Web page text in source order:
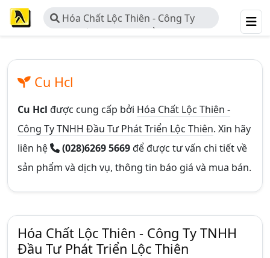
Hóa Chất Lộc Thiên - Công Ty
TNHH Đầu Tư Phát Triển Lộc Thiên
Cu Hcl
Cu Hcl được cung cấp bởi Hóa Chất Lộc Thiên -
Công Ty TNHH Đầu Tư Phát Triển Lộc Thiên. Xin hãy
liên hệ
(028)6269 5669để được tư vấn chi tiết về
sản phẩm và dịch vụ, thông tin báo giá và mua bán.
Hóa Chất Lộc Thiên - Công Ty TNHH
Đầu Tư Phát Triển Lộc Thiên